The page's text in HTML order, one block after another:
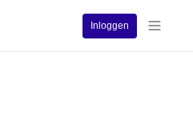
Inloggen